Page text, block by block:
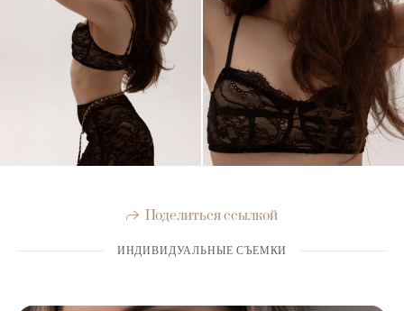
Поделиться ссылкой
ИНДИВИДУАЛЬНЫЕ СЪЕМКИ